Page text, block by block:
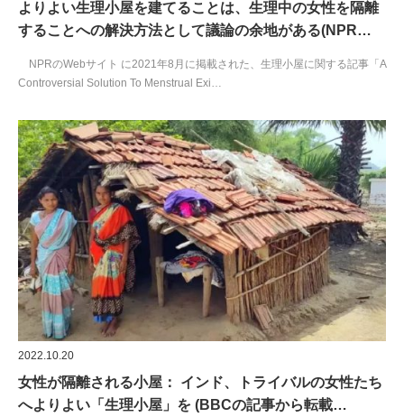
よりよい生理小屋を建てることは、生理中の女性を隔離
することへの解決方法として議論の余地がある(NPR…
NPRのWebサイト に2021年8月に掲載された、生理小屋に関する記事「A
Controversial Solution To Menstrual Exi…
2022.10.20
女性が隔離される小屋： インド、トライバルの女性たち
へよりよい「生理小屋」を (BBCの記事から転載…